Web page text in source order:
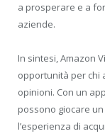
a prosperare e a
aziende.
In sintesi, Amazon
opportunità per chi
opinioni. Con un
possono giocare
l’esperienza di